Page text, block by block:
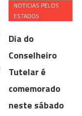
NOTICIAS PELOS
ESTADOS
Dia do
Conselheiro
Tutelar é
comemorado
neste sábado